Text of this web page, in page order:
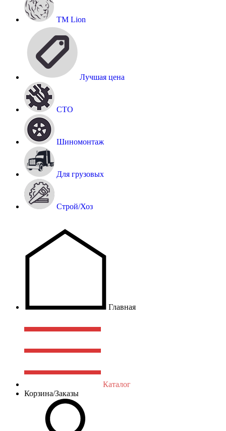
TM Lion
Лучшая цена
СТО
Шиномонтаж
Для грузовых
Строй/Хоз
Главная
Каталог
Корзина/Заказы